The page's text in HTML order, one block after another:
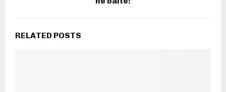
RELATED POSTS